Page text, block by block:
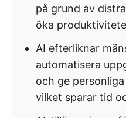
på grund av
öka
AI efterliknar
automatisera
och ge
vilket sparar tid